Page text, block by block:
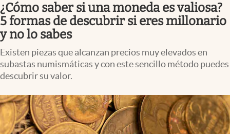
¿Cómo saber si una moneda es valiosa?
5 formas de descubrir si eres millonario
y no lo sabes
Existen piezas que alcanzan precios muy elevados en
subastas numismáticas y con este sencillo método puedes
descubrir su valor.